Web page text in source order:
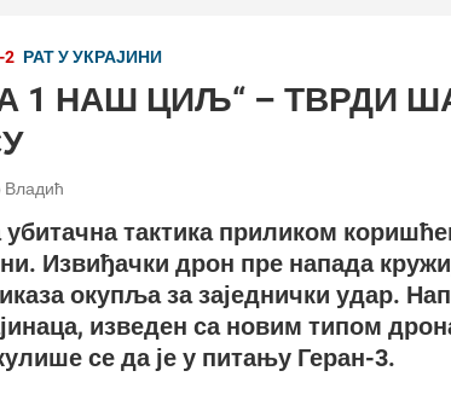
РАТ У УКРАЈИНИ
1 НАШ ЦИЉ“ – ТВРДИ
Владић
тактика приликом
Извиђачки дрон пре напада
окупља за заједнички удар.
изведен са новим типом
се да је у питању Геран-3.